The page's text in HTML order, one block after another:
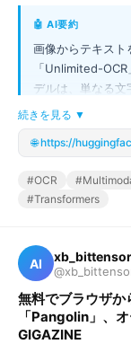
🤖 AI要約
画像からテキスト
「Unlimited-
デルは、単なる文
理できる「
が可能です。開発
を通じて利用でき
とって、まさに画
続きを見る ▼
🌐 https://
#OCR
#Transformers
AI xb_bittensor
無料でブラウザか
「Pangolin」、
GIGAZINE